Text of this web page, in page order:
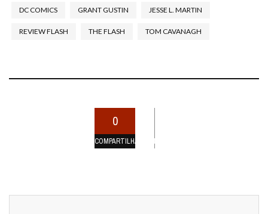
DC COMICS GRANT GUSTIN JESSE L. MARTIN
REVIEW FLASH THE FLASH TOM CAVANAGH
0
COMPARTILHAMENTOS